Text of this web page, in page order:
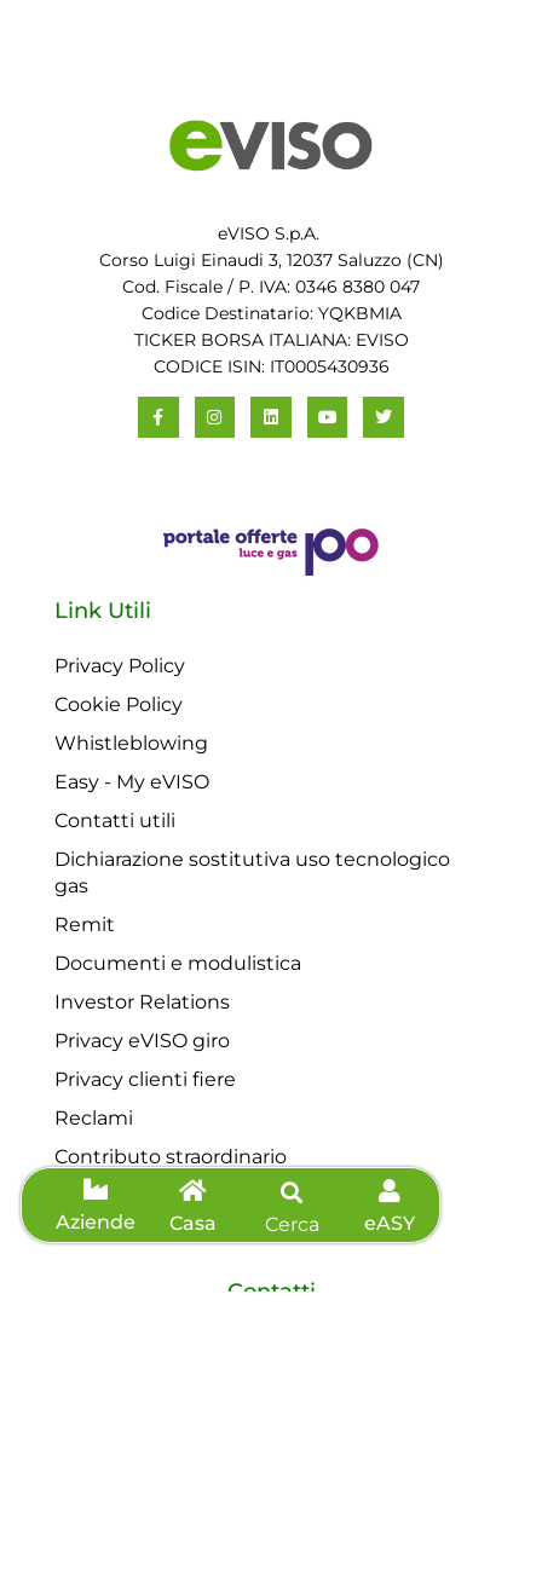
Aziende Casa Cerca eASY
eVISO S.p.A.
Corso Luigi Einaudi 3, 12037 Saluzzo (CN)
Cod. Fiscale / P. IVA: 0346 8380 047
Codice Destinatario: YQKBMIA
TICKER BORSA ITALIANA: EVISO
CODICE ISIN: IT0005430936
Link Utili
Privacy Policy
Cookie Policy
Whistleblowing
Easy - My eVISO
Contatti utili
Dichiarazione sostitutiva uso tecnologico
gas
Remit
Documenti e modulistica
Investor Relations
Privacy eVISO giro
Privacy clienti fiere
Reclami
Contributo straordinario
Servizio di tutela della vulnerabilità
Contatti